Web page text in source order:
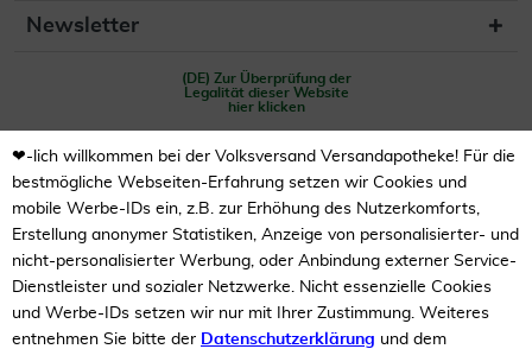
Newsletter
(DE) Zur Überprüfung der
Legalität dieser Website
hier klicken
Unsere Auszeichnungen
❤-lich willkommen bei der Volksversand Versandapotheke! Für die
bestmögliche Webseiten-Erfahrung setzen wir Cookies und
mobile Werbe-IDs ein, z.B. zur Erhöhung des Nutzerkomforts,
Erstellung anonymer Statistiken, Anzeige von personalisierter- und
nicht-personalisierter Werbung, oder Anbindung externer Service-
Dienstleister und sozialer Netzwerke. Nicht essenzielle Cookies
und Werbe-IDs setzen wir nur mit Ihrer Zustimmung. Weiteres
entnehmen Sie bitte der Datenschutzerklärung und dem